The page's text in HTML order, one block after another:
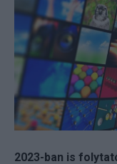
2023-ban is